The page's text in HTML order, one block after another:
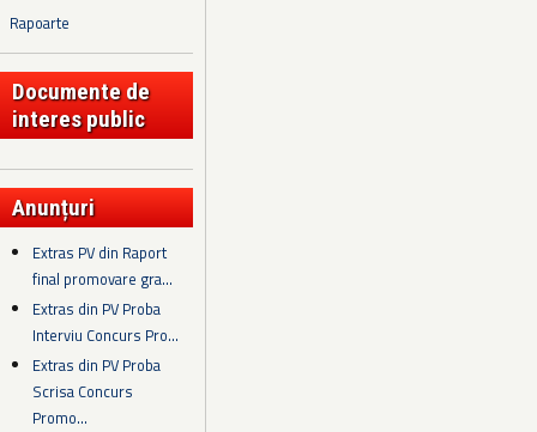
Rapoarte
Documente de
interes public
Anunțuri
Extras PV din Raport
final promovare gra...
Extras din PV Proba
Interviu Concurs Pro...
Extras din PV Proba
Scrisa Concurs
Promo...